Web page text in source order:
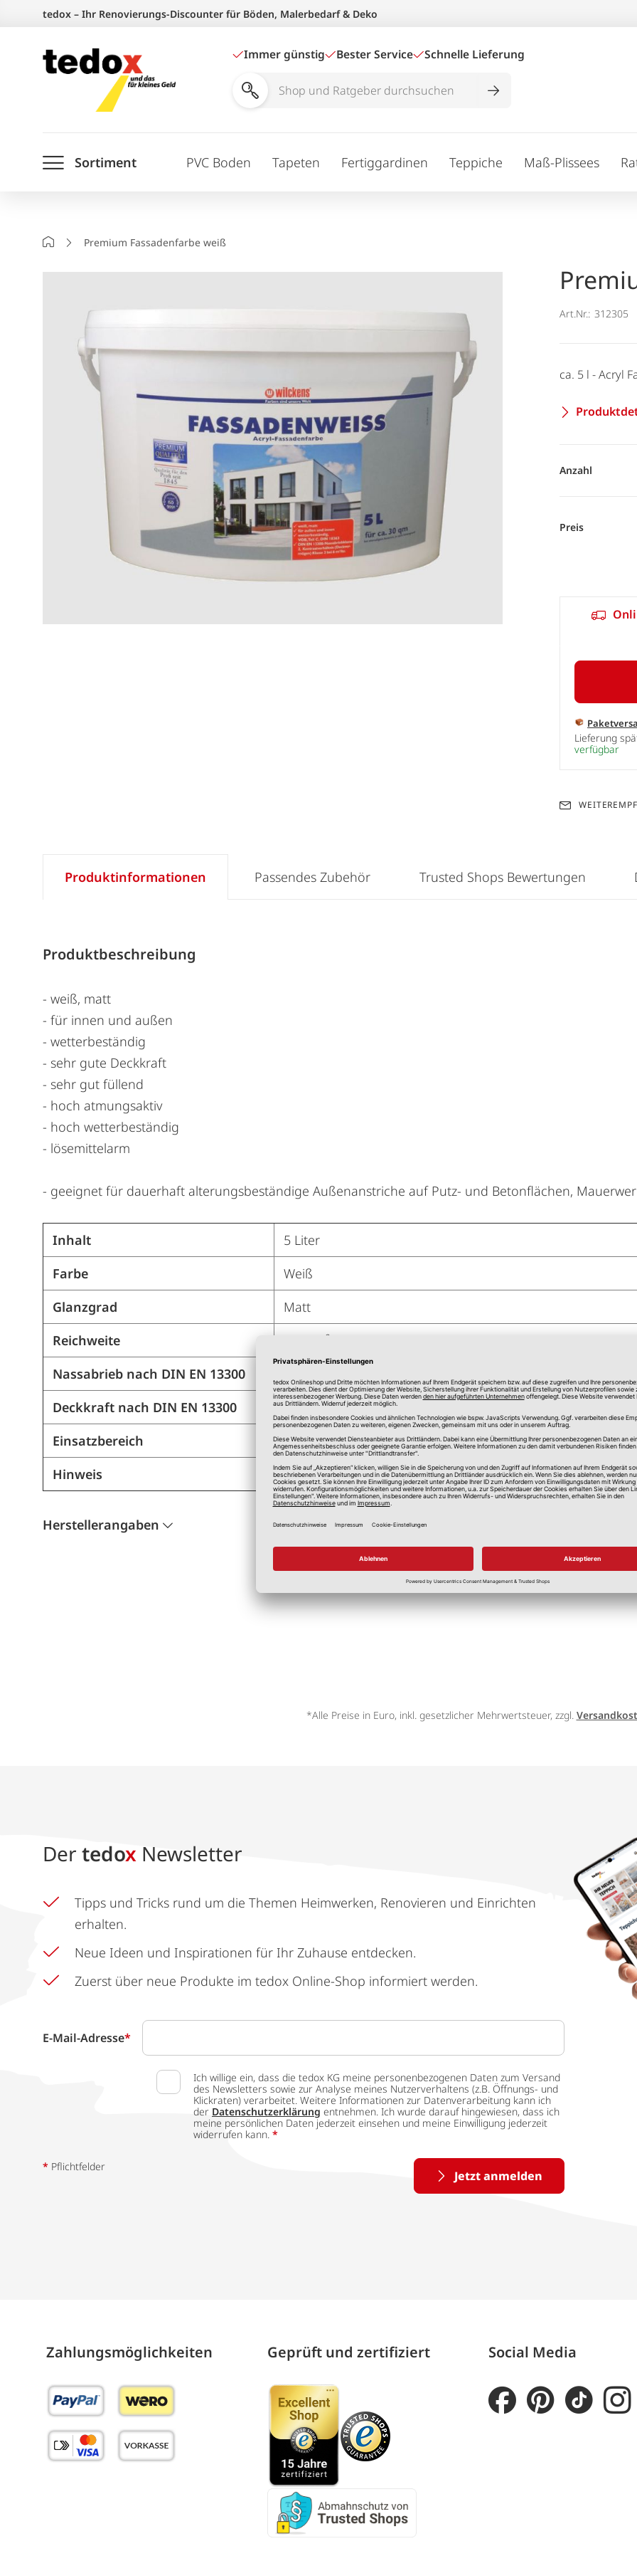
springen
tedox – Ihr Renovierungs-Discounter für Böden, Malerbedarf & Deko
Immer günstig Bester Service Schnelle Lieferung
Shop
durchsuchen
Sortiment PVC Boden Tapeten Fertiggardinen Teppiche Maß-Plissees
StartseitePremium Fassadenfarbe weiß
Art.Nr.: 312305
ca. 5 l - Acryl
Anzahl
Preis
Lieferung
verfügbar
Produktinformationen
Produktbeschreibung
- weiß, matt
- für innen und außen
- wetterbeständig
- sehr gute Deckkraft
- sehr gut füllend
- hoch atmungsaktiv
- hoch wetterbeständig
- lösemittelarm
- geeignet für dauerhaft alterungsbeständige Außenanstriche auf Putz- und Betonflächen,
Inhalt
5 Liter
Farbe
Weiß
Glanzgrad
Matt
Reichweite
ca. 6 m² pro Liter
Nassabrieb nach DIN EN 13300
Deckkraft nach DIN EN 13300
Klasse 2 - hohe Deckkraft
Einsatzbereich
Innen, Außen
Hinweis
Bitte beachten Sie vor der Verarbeitung das technische
Herstellerangaben
Passendes Zubehör Trusted Shops Bewertungen
*Alle Preise in Euro, inkl. gesetzlicher Mehrwertsteuer, zzgl.
Der tedox Newsletter
Tipps und Tricks rund um die Themen Heimwerken, Renovieren und Einrichten
erhalten.
Neue Ideen und Inspirationen für Ihr Zuhause entdecken.
Zuerst über neue Produkte im tedox Online-Shop informiert werden.
E-Mail-Adresse*
Ich willige ein, dass die tedox KG meine personenbezogenen Daten zum Versand
des Newsletters sowie zur Analyse meines Nutzerverhaltens (z.B. Öffnungs- und
Klickraten) verarbeitet. Weitere Informationen zur Datenverarbeitung kann ich
der Datenschutzerklärung entnehmen. Ich wurde darauf hingewiesen, dass ich
meine persönlichen Daten jederzeit einsehen und meine Einwilligung jederzeit
widerrufen kann. *
Jetzt anmelden
* Pflichtfelder
Zahlungs­möglich­keiten Geprüft und zertifiziert Social Media